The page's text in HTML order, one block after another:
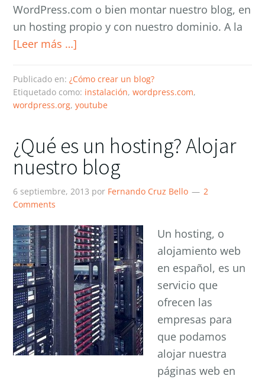
WordPress.com o bien montar nuestro blog, en
un hosting propio y con nuestro dominio. A la
[Leer más …]
Publicado en:¿Cómo crear un blog?
Etiquetado como: instalación,wordpress.com,
wordpress.org,youtube
¿Qué es un hosting? Alojar
nuestro blog
6 septiembre, 2013 por Fernando Cruz Bello
2
Comments
Un hosting, o
alojamiento web
en español, es un
servicio que
ofrecen las
empresas para
que podamos
alojar nuestra
páginas web en